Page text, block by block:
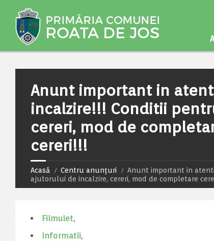
Anunt important in
incalzire!!! Conditii
cereri, mod de
cereri!!!
Acasă Centru anunțuri
Anunt important in
ajutorului de incalzire, cereri, mod de completare
Filmulet,
Informatii,